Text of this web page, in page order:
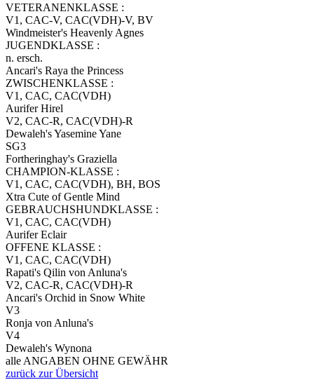
VETERANENKLASSE :
V1, CAC-V, CAC(VDH)-V, BV
Windmeister's Heavenly Agnes
JUGENDKLASSE :
n. ersch.
Ancari's Raya the Princess
ZWISCHENKLASSE :
V1, CAC, CAC(VDH)
Aurifer Hirel
V2, CAC-R, CAC(VDH)-R
Dewaleh's Yasemine Yane
SG3
Fortheringhay's Graziella
CHAMPION-KLASSE :
V1, CAC, CAC(VDH), BH, BOS
Xtra Cute of Gentle Mind
GEBRAUCHSHUNDKLASSE :
V1, CAC, CAC(VDH)
Aurifer Eclair
OFFENE KLASSE :
V1, CAC, CAC(VDH)
Rapati's Qilin von Anluna's
V2, CAC-R, CAC(VDH)-R
Ancari's Orchid in Snow White
V3
Ronja von Anluna's
V4
Dewaleh's Wynona
alle ANGABEN OHNE GEWÄHR
zurück zur Übersicht